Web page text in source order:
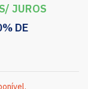
S/ JUROS
DE